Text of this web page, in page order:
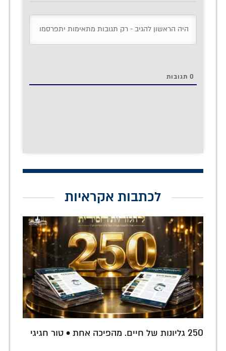
0 תגובות
לכתבות אקראיות
250 גליונות של חיים. מהפיכה אחת • טור חגיגי